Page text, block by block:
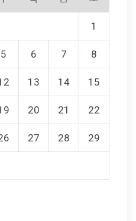
1
5 6 7 8
13 14 15
20 21 22
27 28 29